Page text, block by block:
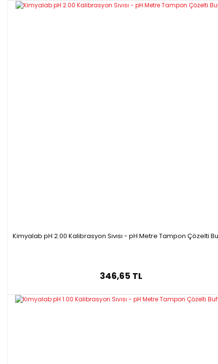
Kimyalab pH 2.00 Kalibrasyon Sıvısı - pH Metre Tampon Çözelti
346,65 TL